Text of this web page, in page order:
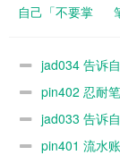
自己「不要掌
上帝吧!」
jad034 告诉
pin402 忍耐
jad033 告诉
pin401 流水